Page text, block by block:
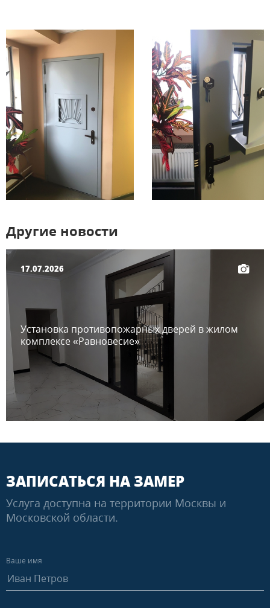
Другие новости
17.07.2026
Установка противопожарных дверей в жилом
комплексе «Равновесие»
ЗАПИСАТЬСЯ НА ЗАМЕР
Услуга доступна на территории Москвы и
Московской области.
Ваше имя